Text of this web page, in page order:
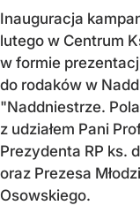
Inauguracja
lutego w Centrum
w formie
do rodaków w
"Naddniestrze.
z udziałem Pani
Prezydenta RP ks.
oraz Prezesa
Osowskiego.